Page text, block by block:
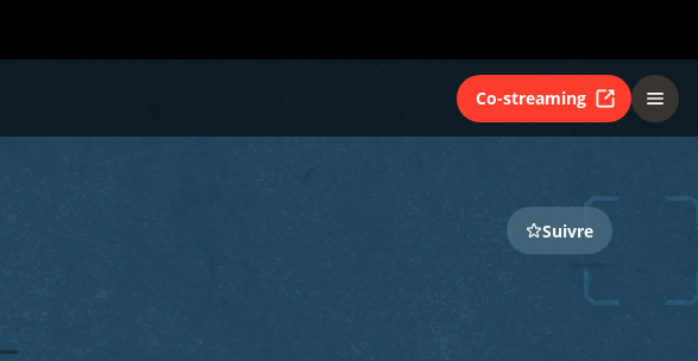
Co-streaming
Suivre